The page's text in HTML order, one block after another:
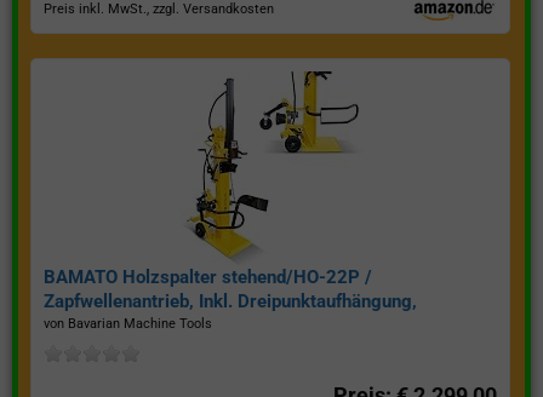
Preis inkl. MwSt., zzgl. Versandkosten
BAMATO Holzspalter stehend/HO-22P /
Zapfwellenantrieb, Inkl. Dreipunktaufhängung,
Spaltkraft 22 Tonnen*
von Bavarian Machine Tools